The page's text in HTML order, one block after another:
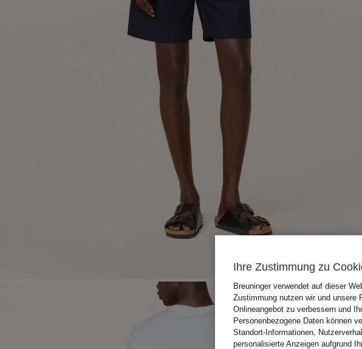
Ihre Zustimmung zu
Breuninger verwendet auf dieser
Zustimmung nutzen wir und unsere
Onlineangebot zu verbessern und
Personenbezogene Daten können
Standort-Informationen,
personalisierte Anzeigen aufgrund